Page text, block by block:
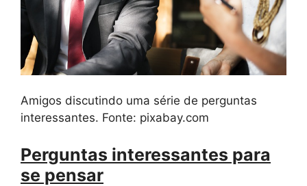
Amigos discutindo uma série de perguntas
interessantes. Fonte: pixabay.com
Perguntas interessantes para
se pensar